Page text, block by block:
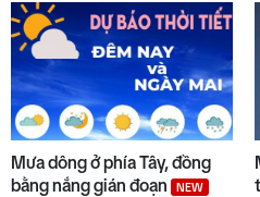
Quyết liệt
đọng, kéo
Đẩy
trọng điểm
Mưa dông ở phía Tây, đồng
bằng nắng gián đoạn
NEW